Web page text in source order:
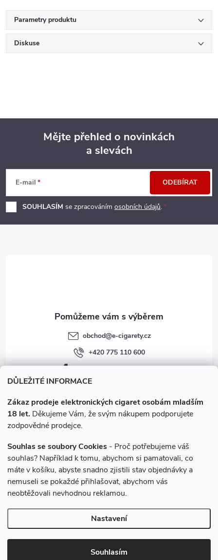
DŮLEŽITÉ INFORMACE
Zákaz prodeje elektronických cigaret osobám mladším
18 let. Děkujeme Vám, že svým nákupem podporujete
zodpovědné prodejce.
Souhlas se soubory Cookies - Proč potřebujeme váš
souhlas? Například k tomu, abychom si pamatovali, co
máte v košíku, abyste snadno zjistili stav objednávky a
nemuseli se pokaždé přihlašovat, abychom vás
neobtěžovali nevhodnou reklamou.
Nastavení
Souhlasím
Parametry produktu
Diskuse
p
a
Mějte přehled o novinkách
a slevách
E-mail
SOUHLASÍM se zpracováním osobních údajů.
ODEBÍRAT
obchod@e-cigarety.cz
+420 775 110 600
facebook.com/e-cigarety.cz
Instagram
Vytvořil Shoptet
e-cigarety.cz. Všechna práva vyhrazena.
nastavení cookies